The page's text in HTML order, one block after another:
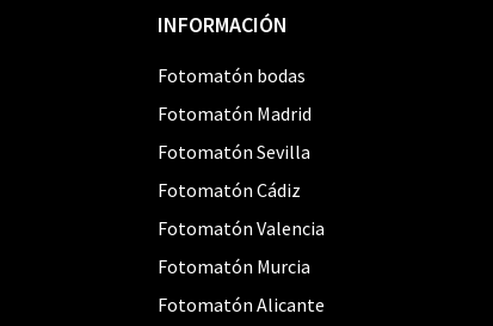
INFORMACIÓN
Fotomatón bodas
Fotomatón Madrid
Fotomatón Sevilla
Fotomatón Cádiz
Fotomatón Valencia
Fotomatón Murcia
Fotomatón Alicante